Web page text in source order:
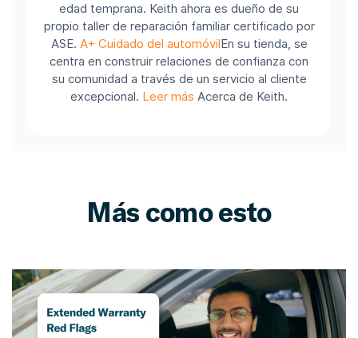
edad temprana. Keith ahora es dueño de su
propio taller de reparación familiar certificado por
ASE. A+ Cuidado del automóvilEn su tienda, se
centra en construir relaciones de confianza con
su comunidad a través de un servicio al cliente
excepcional. Leer más Acerca de Keith.
Más como esto